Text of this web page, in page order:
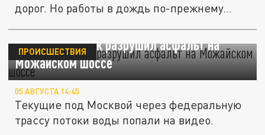
дорог. Но работы в дождь по-прежнему...
Дождевой поток разрушил асфальт на
Можайском шоссе
ПРОИСШЕСТВИЯ
05 АВГУСТА 14:45
Текущие под Москвой через федеральную
трассу потоки воды попали на видео.